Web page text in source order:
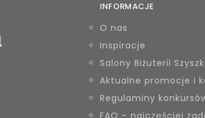
INFORMACJE
O nas
Inspiracje
Salony Biżuterii
Aktualne promocje i
Regulaminy
FAQ – najczęściej